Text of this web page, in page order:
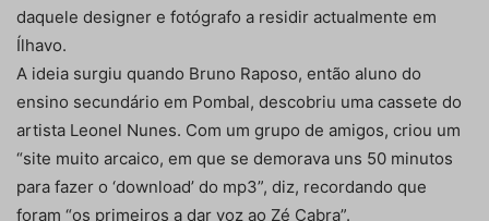
daquele designer e fotógrafo a residir actualmente em
Ílhavo.
A ideia surgiu quando Bruno Raposo, então aluno do
ensino secundário em Pombal, descobriu uma cassete do
artista Leonel Nunes. Com um grupo de amigos, criou um
“site muito arcaico, em que se demorava uns 50 minutos
para fazer o ‘download’ do mp3”, diz, recordando que
foram “os primeiros a dar voz ao Zé Cabra”.